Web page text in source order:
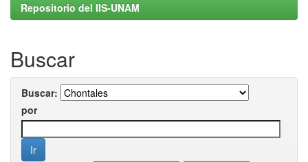
Repositorio del IIS-UNAM
Buscar
Buscar:
por